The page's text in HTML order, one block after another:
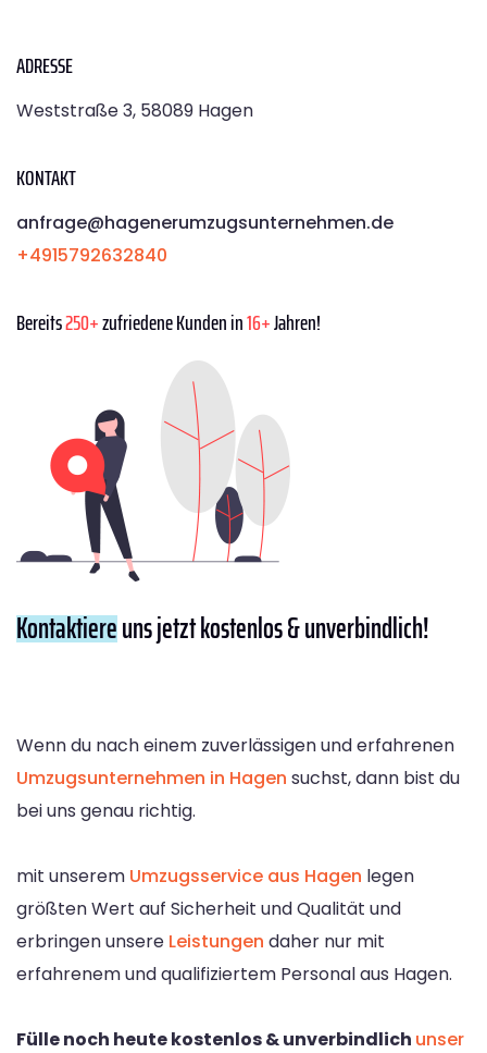
ADRESSE
Weststraße 3, 58089 Hagen
KONTAKT
anfrage@hagenerumzugsunternehmen.de
+4915792632840
Bereits250+zufriedene Kunden in16+Jahren!
Kontaktiereuns jetzt kostenlos & unverbindlich!
Wenn du nach einem zuverlässigen und erfahrenen
Umzugsunternehmen in Hagen suchst, dann bist du
bei uns genau richtig.
mit unserem Umzugsservice aus Hagen legen
größten Wert auf Sicherheit und Qualität und
erbringen unsere Leistungen daher nur mit
erfahrenem und qualifiziertem Personal aus Hagen.
Fülle noch heute kostenlos & unverbindlich unser